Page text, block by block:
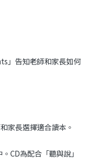
」告知老師和家長如何
家長選擇適合讀本。
CD為配合「聽與說」